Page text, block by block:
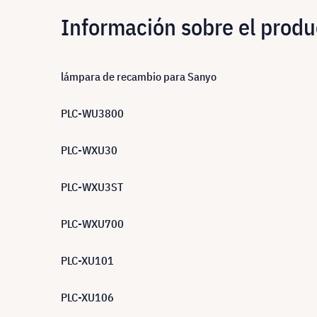
Información sobre el
lámpara de recambio para Sanyo
PLC-WU3800
PLC-WXU30
PLC-WXU3ST
PLC-WXU700
PLC-XU101
PLC-XU106